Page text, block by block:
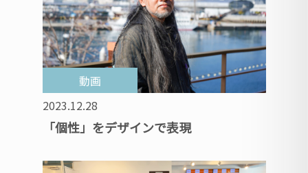
動画
2023.12.28
「個性」をデザインで表現